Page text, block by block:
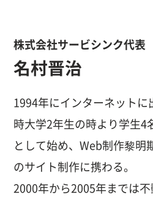
株式会社サービシンク代表
名村晋治
1994年にインターネットに
時大学2年生の時より学生4
として始め、Web制作黎明
のサイト制作に携わる。
2000年から2005年までは